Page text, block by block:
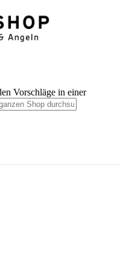
Vorschläge in einer